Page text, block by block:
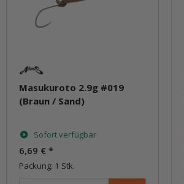
Masukuroto 2.9g #019
(Braun / Sand)
Sofort verfügbar
6,69 € *
Packung: 1 Stk.